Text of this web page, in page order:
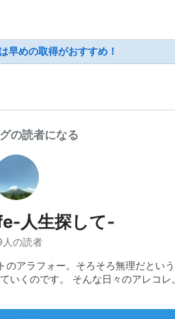
早めの取得がおすすめ！
の読者になる
人生探して-
の読者
アラフォー。そろそろ無理だとい
いくのです。 そんな日々のアレコレ。